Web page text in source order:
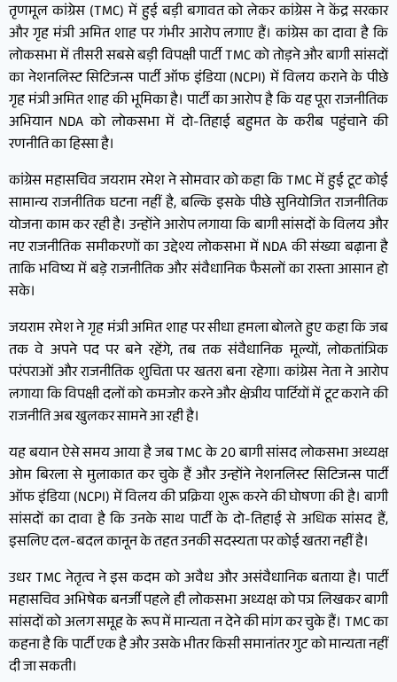
तृणमूल कांग्रेस (TMC) में हुई बड़ी बगावत को लेकर कांग्रेस ने केंद्र सरकार
और गृह मंत्री अमित शाह पर गंभीर आरोप लगाए हैं। कांग्रेस का दावा है कि
लोकसभा में तीसरी सबसे बड़ी विपक्षी पार्टी TMC को तोड़ने और बागी सांसदों
का नेशनलिस्ट सिटिजन्स पार्टी ऑफ इंडिया (NCPI) में विलय कराने के पीछे
गृह मंत्री अमित शाह की भूमिका है। पार्टी का आरोप है कि यह पूरा राजनीतिक
अभियान NDA को लोकसभा में दो-तिहाई बहुमत के करीब पहुंचाने की
रणनीति का हिस्सा है।
कांग्रेस महासचिव जयराम रमेश ने सोमवार को कहा कि TMC में हुई टूट कोई
सामान्य राजनीतिक घटना नहीं है, बल्कि इसके पीछे सुनियोजित राजनीतिक
योजना काम कर रही है। उन्होंने आरोप लगाया कि बागी सांसदों के विलय और
नए राजनीतिक समीकरणों का उद्देश्य लोकसभा में NDA की संख्या बढ़ाना है
ताकि भविष्य में बड़े राजनीतिक और संवैधानिक फैसलों का रास्ता आसान हो
सके।
जयराम रमेश ने गृह मंत्री अमित शाह पर सीधा हमला बोलते हुए कहा कि जब
तक वे अपने पद पर बने रहेंगे, तब तक संवैधानिक मूल्यों, लोकतांत्रिक
परंपराओं और राजनीतिक शुचिता पर खतरा बना रहेगा। कांग्रेस नेता ने आरोप
लगाया कि विपक्षी दलों को कमजोर करने और क्षेत्रीय पार्टियों में टूट कराने की
राजनीति अब खुलकर सामने आ रही है।
यह बयान ऐसे समय आया है जब TMC के 20 बागी सांसद लोकसभा अध्यक्ष
ओम बिरला से मुलाकात कर चुके हैं और उन्होंने नेशनलिस्ट सिटिजन्स पार्टी
ऑफ इंडिया (NCPI) में विलय की प्रक्रिया शुरू करने की घोषणा की है। बागी
सांसदों का दावा है कि उनके साथ पार्टी के दो-तिहाई से अधिक सांसद हैं,
इसलिए दल-बदल कानून के तहत उनकी सदस्यता पर कोई खतरा नहीं है।
उधर TMC नेतृत्व ने इस कदम को अवैध और असंवैधानिक बताया है। पार्टी
महासचिव अभिषेक बनर्जी पहले ही लोकसभा अध्यक्ष को पत्र लिखकर बागी
सांसदों को अलग समूह के रूप में मान्यता न देने की मांग कर चुके हैं। TMC का
कहना है कि पार्टी एक है और उसके भीतर किसी समानांतर गुट को मान्यता नहीं
दी जा सकती।